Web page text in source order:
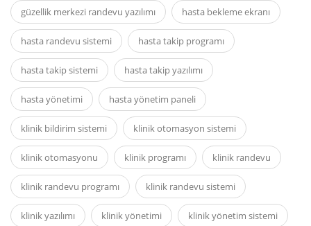
güzellik merkezi randevu yazılımı hasta bekleme ekranı
hasta randevu sistemi hasta takip programı
hasta takip sistemi hasta takip yazılımı
hasta yönetimi hasta yönetim paneli
klinik bildirim sistemi klinik otomasyon sistemi
klinik otomasyonu klinik programı klinik randevu
klinik randevu programı klinik randevu sistemi
klinik yazılımı klinik yönetimi klinik yönetim sistemi